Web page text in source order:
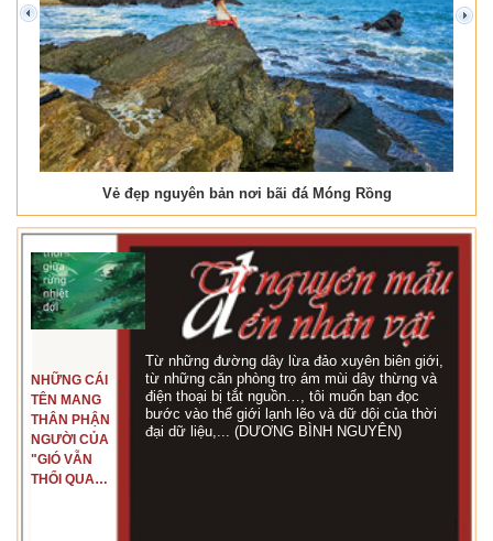
Vẻ đẹp nguyên bản nơi bãi đá Móng Rồng
prev next
NHỮNG CÁI
TÊN MANG
THÂN PHẬN
NGƯỜI CỦA
"GIÓ VẪN
THỔI QUA
Từ những đường dây lừa đảo xuyên biên giới,
từ những căn phòng trọ ám mùi dây thừng và
điện thoại bị tắt nguồn…, tôi muốn bạn đọc
bước vào thế giới lạnh lẽo và dữ dội của thời
đại dữ liệu,... (DƯƠNG BÌNH NGUYÊN)